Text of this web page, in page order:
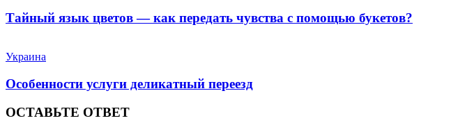
Тайный язык цветов — как передать чувства с помощью букетов?
Украина
Особенности услуги деликатный переезд
ОСТАВЬТЕ ОТВЕТ